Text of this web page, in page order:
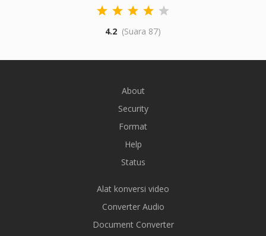
4.2 (Suara 87)
About
Security
Format
Help
Status
Alat konversi video
Converter Audio
Document Converter